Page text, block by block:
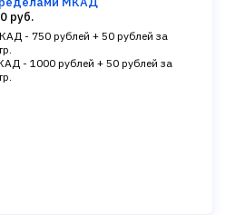
руб.
- 750 рублей + 50 рублей за
- 1000 рублей + 50 рублей за